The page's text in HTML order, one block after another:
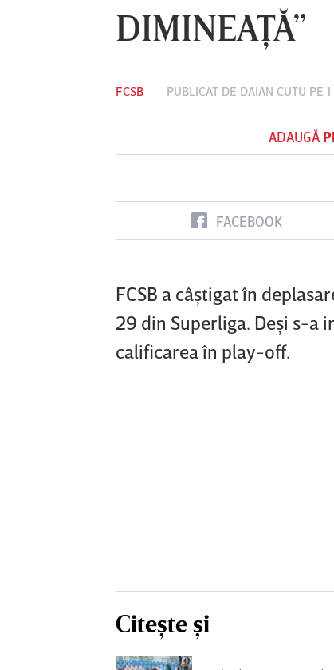
DIMINEAŢĂ”
FCSB PUBLICAT DE DAIAN CUTU PE
ADAUGĂ
FACEBOOK
FCSB a câştigat în
29 din Superliga. Deşi s-a
calificarea în play-off.
Citește și
Sepsi OSK Sf
FCSB